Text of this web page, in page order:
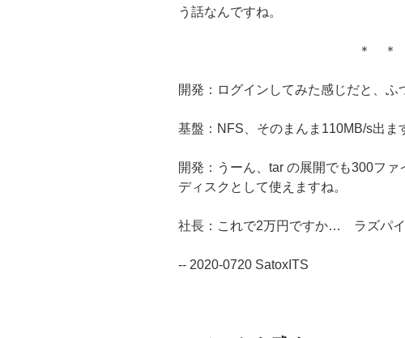
う話なんですね。
＊ ＊
開発：ログインしてみた感じだと、ふ
基盤：NFS、そのまんま110MB/s出ま
開発：うーん、tar の展開でも300フ
ディスクとして使えますね。
社長：これで2万円ですか… ラズパイ
-- 2020-0720 SatoxITS